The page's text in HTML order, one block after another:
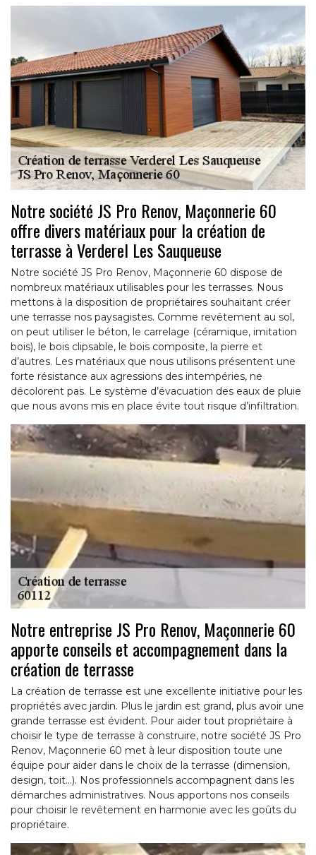
Notre société JS Pro Renov, Maçonnerie 60
offre divers matériaux pour la création de
terrasse à Verderel Les Sauqueuse
Notre société JS Pro Renov, Maçonnerie 60 dispose de
nombreux matériaux utilisables pour les terrasses. Nous
mettons à la disposition de propriétaires souhaitant créer
une terrasse nos paysagistes. Comme revêtement au sol,
on peut utiliser le béton, le carrelage (céramique, imitation
bois), le bois clipsable, le bois composite, la pierre et
d’autres. Les matériaux que nous utilisons présentent une
forte résistance aux agressions des intempéries, ne
décolorent pas. Le système d’évacuation des eaux de pluie
que nous avons mis en place évite tout risque d’infiltration.
Notre entreprise JS Pro Renov, Maçonnerie 60
apporte conseils et accompagnement dans la
création de terrasse
La création de terrasse est une excellente initiative pour les
propriétés avec jardin. Plus le jardin est grand, plus avoir une
grande terrasse est évident. Pour aider tout propriétaire à
choisir le type de terrasse à construire, notre société JS Pro
Renov, Maçonnerie 60 met à leur disposition toute une
équipe pour aider dans le choix de la terrasse (dimension,
design, toit…). Nos professionnels accompagnent dans les
démarches administratives. Nous apportons nos conseils
pour choisir le revêtement en harmonie avec les goûts du
propriétaire.